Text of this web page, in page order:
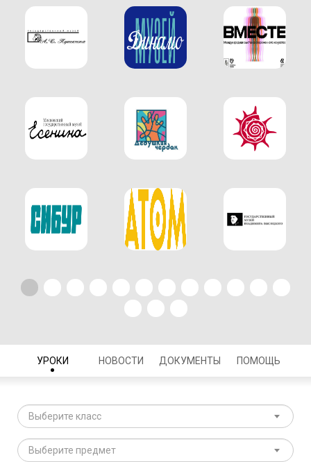
УРОКИ НОВОСТИ ДОКУМЕНТЫ ПОМОЩЬ
Выберите класс
Выберите предмет